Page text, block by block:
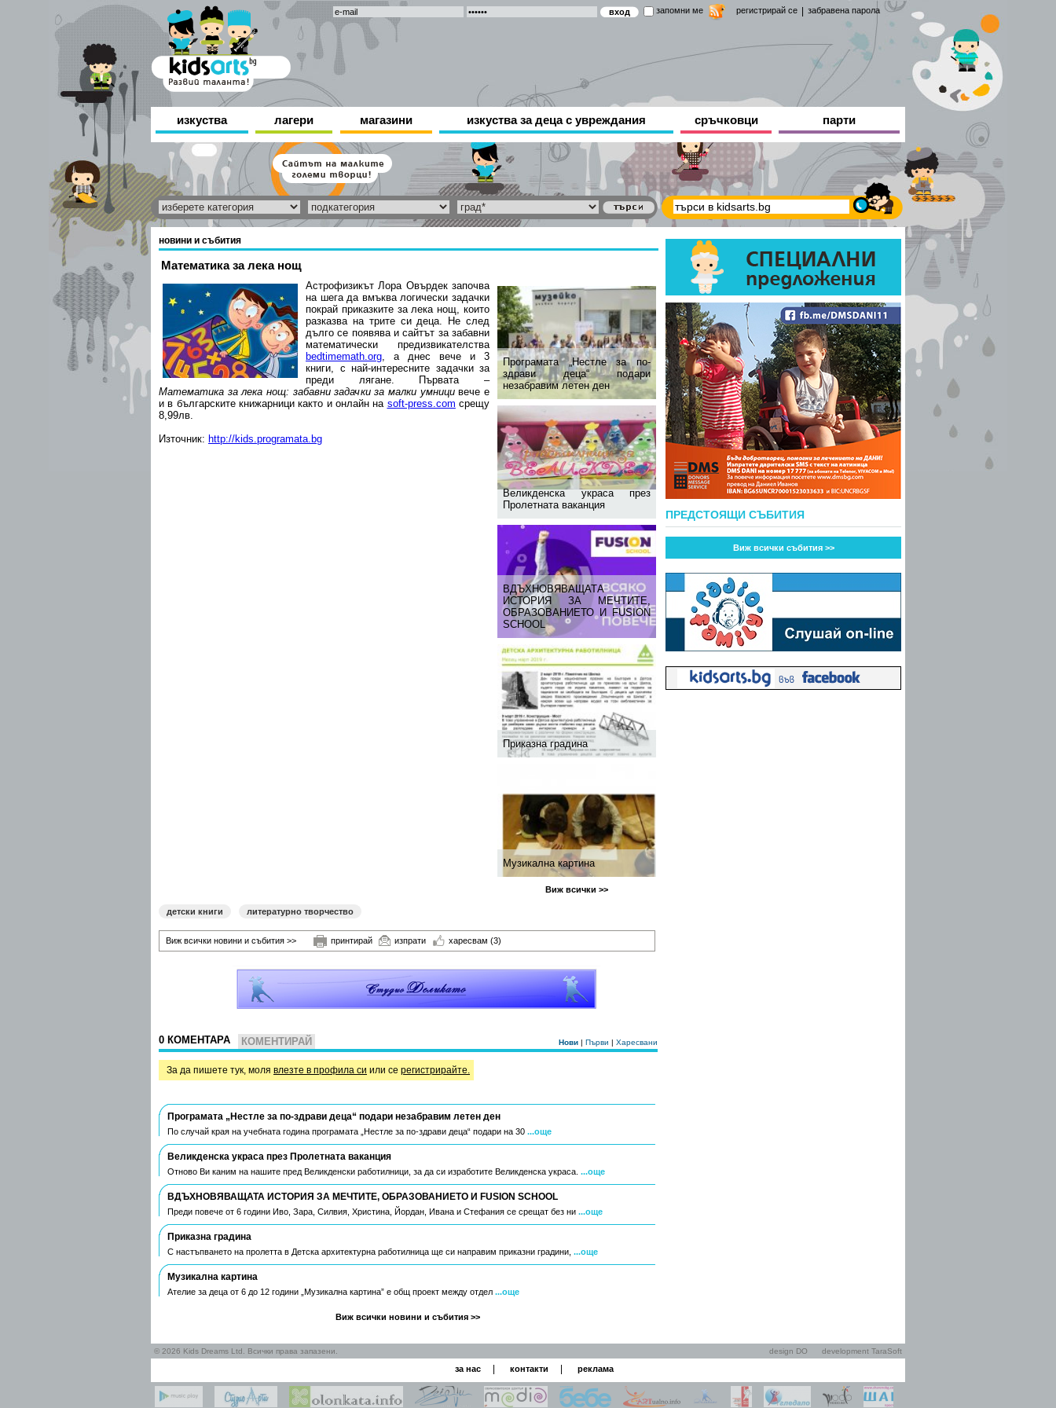
запомни ме регистрирай се забравена парола
изкуства лагери магазини изкуства за деца с увреждания сръчковци парти
новини и събития
Математика за лека нощ
Програмата „Нестле за по-
здрави деца“ подари
незабравим летен ден
Великденска украса през
Пролетната ваканция
ВДЪХНОВЯВАЩАТА
ИСТОРИЯ ЗА МЕЧТИТЕ,
ОБРАЗОВАНИЕТО И FUSION
SCHOOL
Приказна градина
Музикална картина
Виж всички >>
Астрофизикът Лора Овърдек започва
на шега да вмъква логически задачки
покрай приказките за лека нощ, които
разказва на трите си деца. Не след
дълго се появява и сайтът за забавни
математически предизвикателства
bedtimemath.org, а днес вече и 3
книги, с най-интересните задачки за
преди лягане. Първата –
Математика за лека нощ: забавни задачки за малки умницивече е
и в българските книжарници както и онлайн на soft-press.com срещу
8,99лв.
Източник: http://kids.programata.bg
детски книги литературно творчество
Виж всички новини и събития >> принтирай изпрати харесвам (3)
0 КОМЕНТАРА КОМЕНТИРАЙ Нови | Първи | Харесвани
За да пишете тук, моля влезте в профила си или се регистрирайте.
Програмата „Нестле за по-здрави деца“ подари незабравим летен ден
По случай края на учебната година програмата „Нестле за по-здрави деца“ подари на 30 ...още
Великденска украса през Пролетната ваканция
Отново Ви каним на нашите пред Великденски работилници, за да си изработите Великденска украса. ...още
ВДЪХНОВЯВАЩАТА ИСТОРИЯ ЗА МЕЧТИТЕ, ОБРАЗОВАНИЕТО И FUSION SCHOOL
Преди повече от 6 години Иво, Зара, Силвия, Христина, Йордан, Ивана и Стефания се срещат без ни ...още
Приказна градина
С настъпването на пролетта в Детска архитектурна работилница ще си направим приказни градини, ...още
Музикална картина
Ателие за деца от 6 до 12 години „Музикална картина” е общ проект между отдел ...още
Виж всички новини и събития >>
ПРЕДСТОЯЩИ СЪБИТИЯ
Виж всички събития >>
© 2026 Kids Dreams Ltd. Всички права запазени. design DO development TaraSoft
за нас контакти реклама